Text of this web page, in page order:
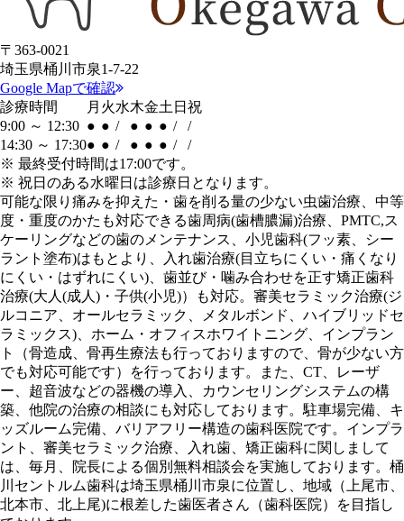
〒363-0021
埼玉県桶川市泉1-7-22
Google Mapで確認
診療時間
月 火水木金土 日 祝
9:00 ～ 12:30 ● ● / ● ● ● /
/
14:30 ～ 17:30● ● / ● ● ● /
/
※ 最終受付時間は17:00です。
※ 祝日のある水曜日は診療日となります。
可能な限り痛みを抑えた・歯を削る量の少ない虫歯治療、中等
度・重度のかたも対応できる歯周病(歯槽膿漏)治療、PMTC,ス
ケーリングなどの歯のメンテナンス、小児歯科(フッ素、シー
ラント塗布)はもとより、入れ歯治療(目立ちにくい・痛くなり
にくい・はずれにくい)、歯並び・噛み合わせを正す矯正歯科
治療(大人(成人)・子供(小児)）も対応。審美セラミック治療(ジ
ルコニア、オールセラミック、メタルボンド、ハイブリッドセ
ラミックス)、ホーム・オフィスホワイトニング、インプラン
ト（骨造成、骨再生療法も行っておりますので、骨が少ない方
でも対応可能です）を行っております。また、CT、レーザ
ー、超音波などの器機の導入、カウンセリングシステムの構
築、他院の治療の相談にも対応しております。駐車場完備、キ
ッズルーム完備、バリアフリー構造の歯科医院です。インプラ
ント、審美セラミック治療、入れ歯、矯正歯科に関しまして
は、毎月、院長による個別無料相談会を実施しております。桶
川セントルム歯科は埼玉県桶川市泉に位置し、地域（上尾市、
北本市、北上尾)に根差した歯医者さん（歯科医院）を目指し